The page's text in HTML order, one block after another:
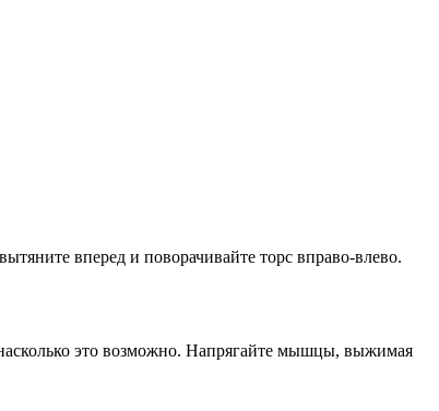
вперед и поворачивайте торс вправо-влево.
это возможно. Напрягайте мышцы, выжимая